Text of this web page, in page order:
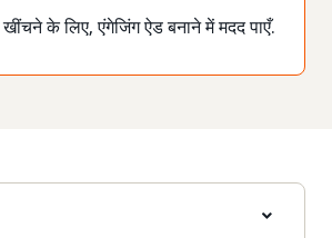
के लिए, एंगेजिंग ऐड बनाने में मदद पाएँ.